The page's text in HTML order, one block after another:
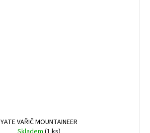
YATE VAŘIČ MOUNTAINEER